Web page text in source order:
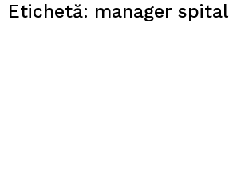
Etichetă: manager spital